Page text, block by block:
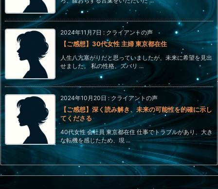
2024年11月7日 : クライアントの声
【ご感想】30代女性 主婦 東京都在住
人生八方塞がりだと思っていましたが、未来に希望を見出
せました。 私の性格、ズバリ ...
2024年10月20日 : クライアントの声
【ご感想】深く読み解き、未来の可能性を的確に示し
てくださる
40代女性 会社員 東京都在住 仕事でトラブルがあり、大き
な転機を感じたため、現 ...